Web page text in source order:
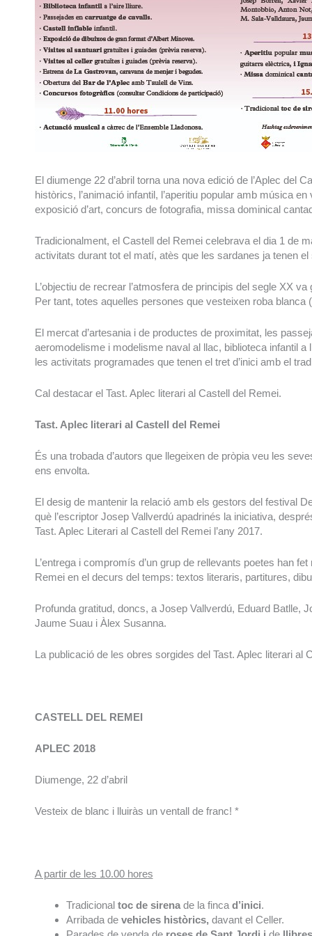
El diumenge 22 d’abril torna una nova edició de l’Aplec del
històrics, l’animació infantil, l’aperitiu popular amb música
exposició d’art, concurs de fotografia, missa dominical
Tradicionalment, el Castell del Remei celebrava el dia 1 de
activitats durant tot el matí, atès que les sardanes ja tenen
L’objectiu de recrear l’atmosfera de principis del segle XX
Per tant, totes aquelles persones que vesteixen roba blanca
El mercat d’artesania i de productes de proximitat, les
aeromodelisme i modelisme naval al llac, biblioteca infantil
les activitats programades que tenen el tret d’inici amb el
Cal destacar el Tast. Aplec literari al Castell del Remei.
Tast. Aplec literari al Castell del Remei
És una trobada d’autors que llegeixen de pròpia veu les
ens envolta.
El desig de mantenir la relació amb els gestors del festival
què l’escriptor Josep Vallverdú apadrinés la iniciativa,
Tast. Aplec Literari al Castell del Remei l’any 2017.
L’entrega i compromís d’un grup de rellevants poetes han
Remei en el decurs del temps: textos literaris, partitures,
Profunda gratitud, doncs, a Josep Vallverdú, Eduard Batlle,
Jaume Suau i Àlex Susanna.
La publicació de les obres sorgides del Tast. Aplec literari
CASTELL DEL REMEI
APLEC 2018
Diumenge, 22 d’abril
Vesteix de blanc i lluiràs un ventall de franc! *
A partir de les 10.00 hores
Tradicionaltoc de sirenade la finca d’inici.
Arribada de vehicles històrics, davant el Celler.